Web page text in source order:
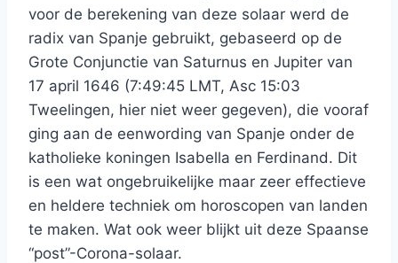
voor de berekening van deze solaar werd de
radix van Spanje gebruikt, gebaseerd op de
Grote Conjunctie van Saturnus en Jupiter van
17 april 1646 (7:49:45 LMT, Asc 15:03
Tweelingen, hier niet weer gegeven), die vooraf
ging aan de eenwording van Spanje onder de
katholieke koningen Isabella en Ferdinand. Dit
is een wat ongebruikelijke maar zeer effectieve
en heldere techniek om horoscopen van landen
te maken. Wat ook weer blijkt uit deze Spaanse
“post”-Corona-solaar.